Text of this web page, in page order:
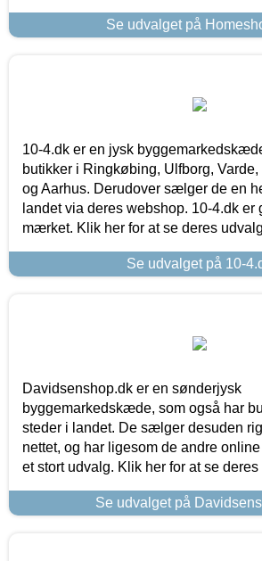
Se udvalget på
10-4.dk er en jysk
butikker i Ringkøbing, Ulfborg,
og Aarhus. Derudover sælger de en
landet via deres webshop. 10-4.dk er
mærket. Klik her for at se deres
Se udvalget på 10-
Davidsenshop.dk er en sønderjysk
byggemarkedskæde, som også har
steder i landet. De sælger desuden
nettet, og har ligesom de andre
et stort udvalg. Klik her for at se deres
Se udvalget på